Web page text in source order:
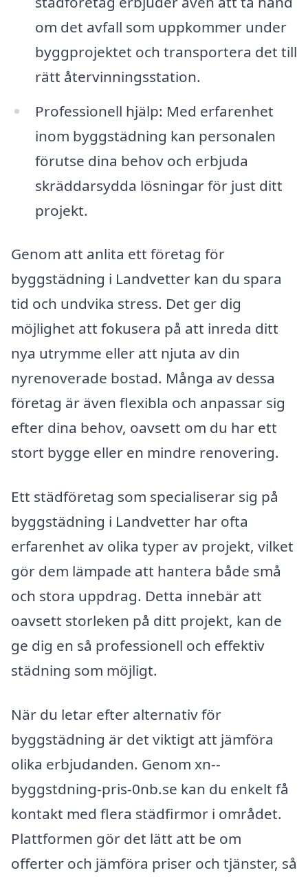
om det avfall som uppkommer under
byggprojektet och transportera det till
rätt återvinningsstation.
Professionell hjälp: Med erfarenhet
inom byggstädning kan personalen
förutse dina behov och erbjuda
skräddarsydda lösningar för just ditt
projekt.
Genom att anlita ett företag för
byggstädning i Landvetter kan du spara
tid och undvika stress. Det ger dig
möjlighet att fokusera på att inreda ditt
nya utrymme eller att njuta av din
nyrenoverade bostad. Många av dessa
företag är även flexibla och anpassar sig
efter dina behov, oavsett om du har ett
stort bygge eller en mindre renovering.
Ett städföretag som specialiserar sig på
byggstädning i Landvetter har ofta
erfarenhet av olika typer av projekt, vilket
gör dem lämpade att hantera både små
och stora uppdrag. Detta innebär att
oavsett storleken på ditt projekt, kan de
ge dig en så professionell och effektiv
städning som möjligt.
När du letar efter alternativ för
byggstädning är det viktigt att jämföra
olika erbjudanden. Genom xn--
byggstdning-pris-0nb.se kan du enkelt få
kontakt med flera städfirmor i området.
Plattformen gör det lätt att be om
offerter och jämföra priser och tjänster, så